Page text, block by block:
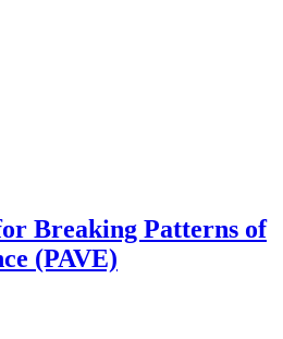
Breaking Patterns of
(PAVE)